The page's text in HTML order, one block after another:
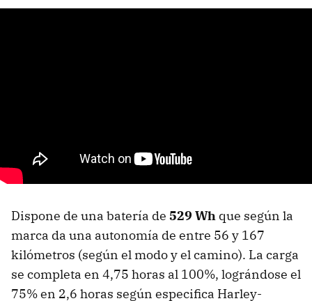
Dispone de una batería de 529 Wh que según la
marca da una autonomía de entre 56 y 167
kilómetros (según el modo y el camino). La carga
se completa en 4,75 horas al 100%, lográndose el
75% en 2,6 horas según especifica Harley-